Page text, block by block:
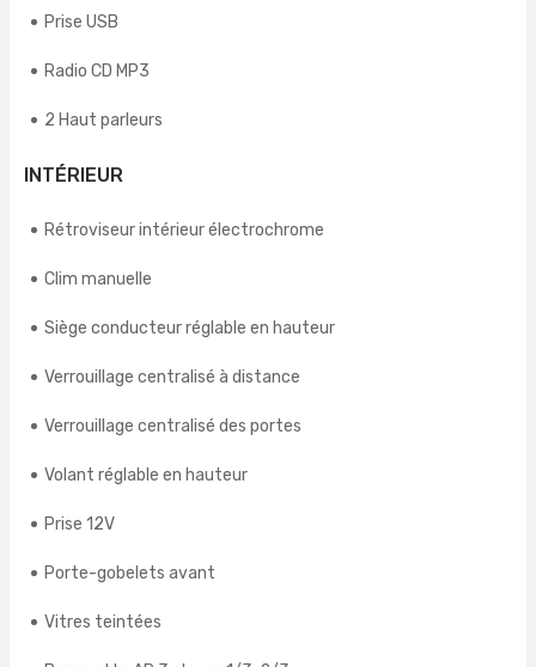
Prise USB
Radio CD MP3
2 Haut parleurs
INTÉRIEUR
Rétroviseur intérieur électrochrome
Clim manuelle
Siège conducteur réglable en hauteur
Verrouillage centralisé à distance
Verrouillage centralisé des portes
Volant réglable en hauteur
Prise 12V
Porte-gobelets avant
Vitres teintées